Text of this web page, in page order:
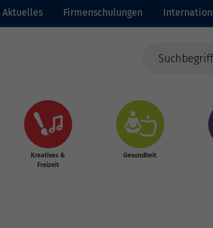
Aktuelles Firmenschulungen
Kreatives &
Freizeit
Gesundheit